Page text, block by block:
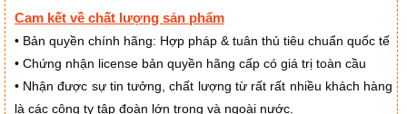
Cam kết về chất lượng sản phẩm
• Bản quyền chính hãng: Hợp pháp & tuân thủ tiêu chuẩn quốc tế
• Chứng nhận license bản quyền hãng cấp có giá trị toàn cầu
• Nhận được sự tin tưởng, chất lượng từ rất rất nhiều khách hàng
là các công ty tập đoàn lớn trong và ngoài nước.